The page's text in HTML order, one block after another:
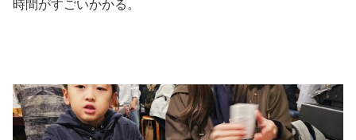
時間がすごいかかる。